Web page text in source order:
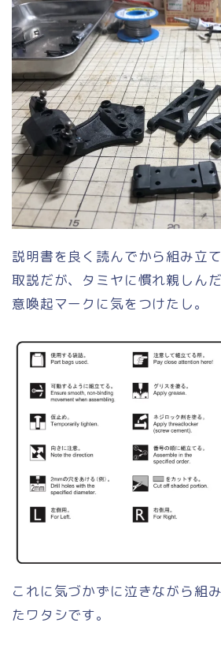
説明書を良く読んでから組み立
取説だが、タミヤに慣れ親しん
意喚起マークに気をつけたし。
これに気づかずに泣きながら組
たワタシです。